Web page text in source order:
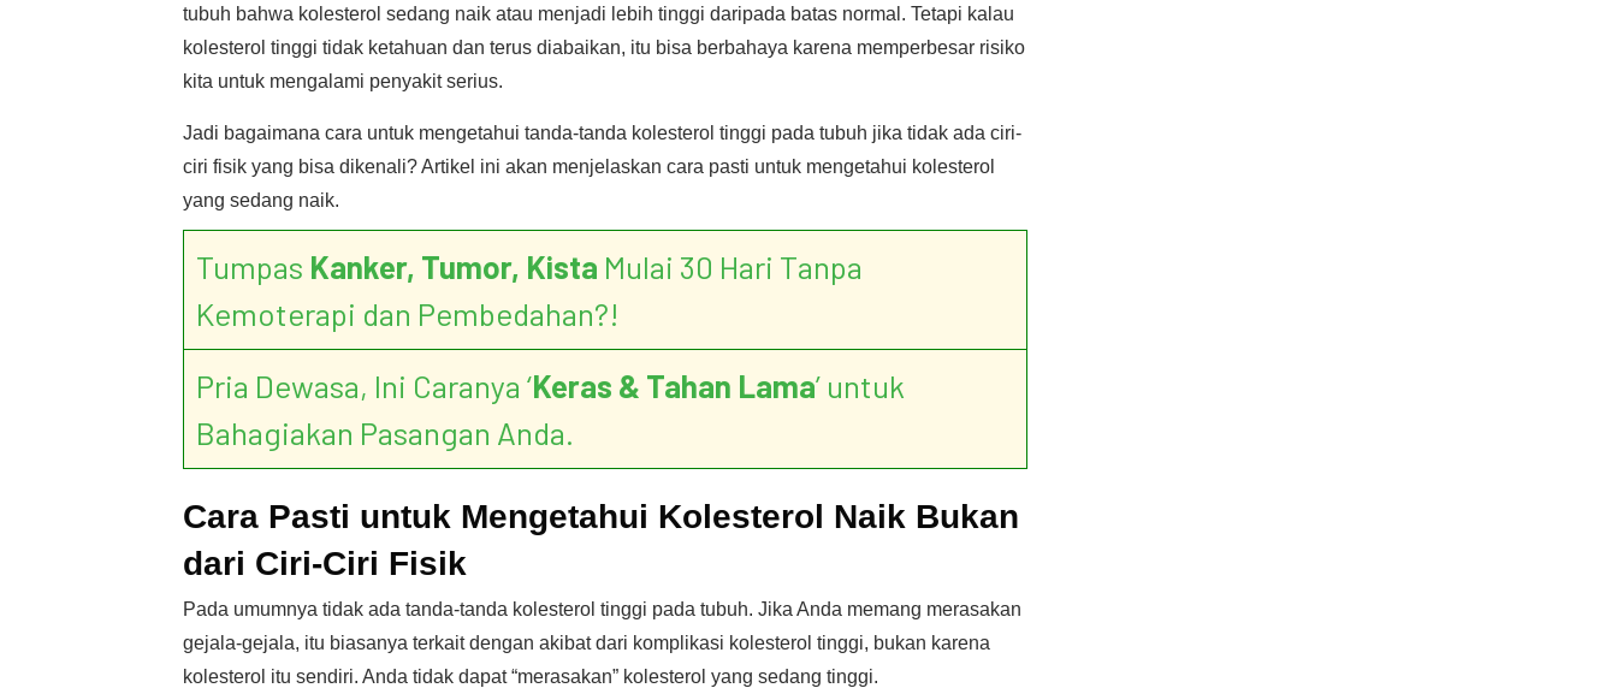
tubuh bahwa kolesterol sedang naik atau menjadi lebih tinggi daripada batas normal. Tetapi kalau
kolesterol tinggi tidak ketahuan dan terus diabaikan, itu bisa berbahaya karena memperbesar risiko
kita untuk mengalami penyakit serius.
Jadi bagaimana cara untuk mengetahui tanda-tanda kolesterol tinggi pada tubuh jika tidak ada ciri-
ciri fisik yang bisa dikenali? Artikel ini akan menjelaskan cara pasti untuk mengetahui kolesterol
yang sedang naik.
Tumpas Kanker, Tumor, Kista Mulai 30 Hari Tanpa
Kemoterapi dan Pembedahan?!
Pria Dewasa, Ini Caranya ‘Keras & Tahan Lama’ untuk
Bahagiakan Pasangan Anda.
Cara Pasti untuk Mengetahui Kolesterol Naik Bukan
dari Ciri-Ciri Fisik
Pada umumnya tidak ada tanda-tanda kolesterol tinggi pada tubuh. Jika Anda memang merasakan
gejala-gejala, itu biasanya terkait dengan akibat dari komplikasi kolesterol tinggi, bukan karena
kolesterol itu sendiri. Anda tidak dapat “merasakan” kolesterol yang sedang tinggi.